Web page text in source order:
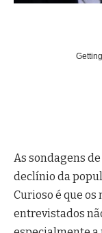
As sondagens
declínio da
Curioso é que
entrevistados